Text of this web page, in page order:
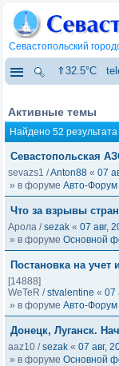
Севастопольский
⇑32.5°C
Активные темы
Найдено 52 результата
Севастопольская
sevazs1 /Anton88 « 07
» в форуме Авто-Форум
Что за взрывы
Арола /sezak « 07 авг,
» в форуме Основной
Постановка на
[14888]
WeTeR /stvalentine « 07
» в форуме Авто-Форум
Донецк, Луганск.
aaz10 /sezak « 07 авг,
» в форуме Основной